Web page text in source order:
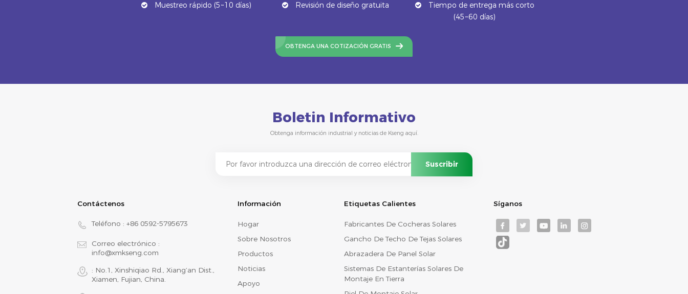
Muestreo rápido (5~10 días) Revisión de diseño gratuita
Tiempo de entrega más corto
(45~60 días)
OBTENGA UNA COTIZACIÓN GRATIS
Boletin Informativo
Obtenga información industrial y noticias de Kseng aquí.
Contáctenos
Teléfono : +86 0592-5795673
Correo electrónico :
info@xmkseng.com
: No.1, Xinshiqiao Rd., Xiang‘an Dist.,
Xiamen, Fujian, China.
Información
Hogar
Sobre Nosotros
Productos
Noticias
Apoyo
Etiquetas Calientes
Fabricantes De Cocheras Solares
Gancho De Techo De Tejas Solares
Abrazadera De Panel Solar
Sistemas De Estanterías Solares De
Montaje En Tierra
Síganos